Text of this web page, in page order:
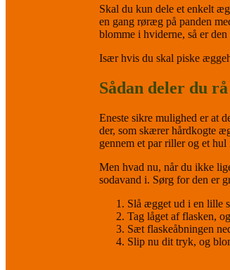
Skal du kun dele et enkelt
en gang røræg på panden
blomme i hviderne, så er den
Især hvis du skal piske
Sådan deler du
Eneste sikre mulighed er at
der, som skærer hårdkogte
gennem et par riller og et
Men hvad nu, når du ikke
sodavand i. Sørg for den er
Slå ægget ud i en lille
Tag låget af flasken,
Sæt flaskeåbningen
Slip nu dit tryk, og